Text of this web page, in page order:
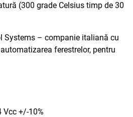
(300 grade Celsius timp de 30
Systems – companie italiană cu
ferestrelor, pentru
Vcc +/-10%